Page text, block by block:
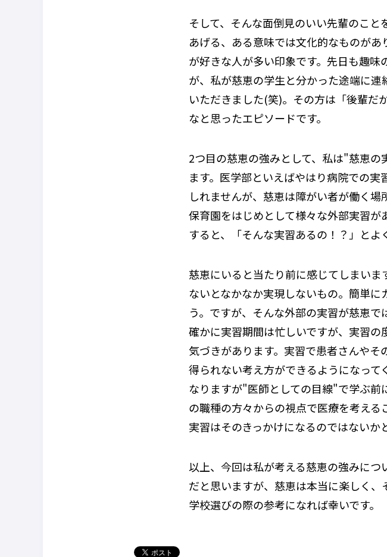
そして、そんな面倒見のいい先輩のこ
あげる、ある意味では文化的なものが
が好きな人が多い印象です。先日も趣
が、私が慈恵の学生と分かった途端に
いただきました(笑)。その方は「後輩だ
なと思ったエピソードです。
2つ目の慈恵の強みとして、私は"慈恵
ます。医学部といえばやはり病院での
しれませんが、慈恵は障がい者が働く場
保育園をはじめとして様々な外部実習
すると、「そんな実習あるの！？」とよ
慈恵にいると当たり前に感じてしまい
ないとなかなか実現しないもの。簡単
う。ですが、そんな外部の実習が慈恵で
確かに実習期間は忙しいですが、実習
気づきがあります。実習で患者さんや
得られない考え方ができるようになっ
なりますが"医師としての目線"で学ぶ前
の職種の方々からの視点で医療を考え
実習はそのきっかけになるのではないか
以上、今回は私が考える慈恵の強みに
だと思いますが、慈恵は本当に楽しく
学校選びの際の参考になれば幸いです。